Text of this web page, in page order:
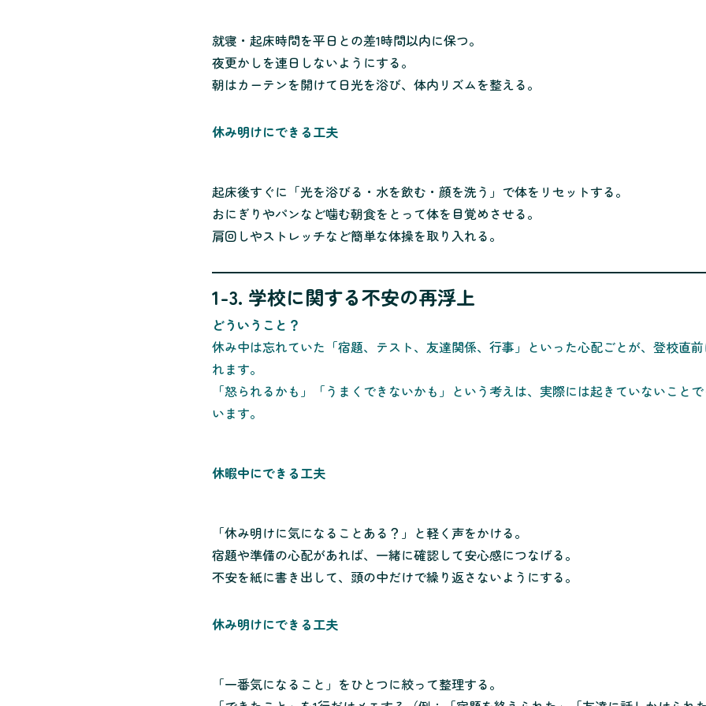
就寝・起床時間を平日との差1時間以内に保つ。
夜更かしを連日しないようにする。
朝はカーテンを開けて日光を浴び、体内リズムを整える。
休み明けにできる工夫
起床後すぐに「光を浴びる・水を飲む・顔を洗う」で体をリセットする。
おにぎりやパンなど噛む朝食をとって体を目覚めさせる。
肩回しやストレッチなど簡単な体操を取り入れる。
1-3. 学校に関する不安の再浮上
どういうこと？
休み中は忘れていた「宿題、テスト、友達関係、行事」といった心配ごとが、登校直
れます。
「怒られるかも」「うまくできないかも」という考えは、実際には起きていないこと
います。
休暇中にできる工夫
「休み明けに気になることある？」と軽く声をかける。
宿題や準備の心配があれば、一緒に確認して安心感につなげる。
不安を紙に書き出して、頭の中だけで繰り返さないようにする。
休み明けにできる工夫
「一番気になること」をひとつに絞って整理する。